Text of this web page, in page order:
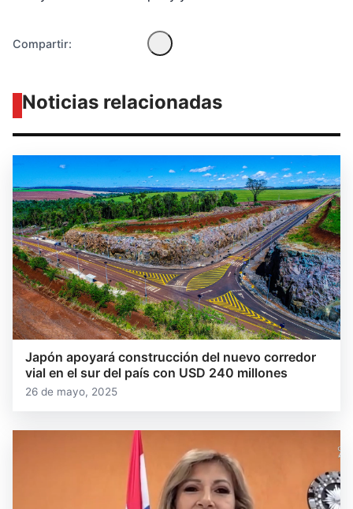
Compartir:
Noticias relacionadas
Japón apoyará construcción del nuevo corredor
vial en el sur del país con USD 240 millones
26 de mayo, 2025